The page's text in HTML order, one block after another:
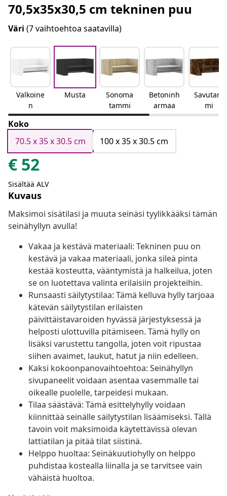
70,5x35x30,5 cm tekninen puu
Väri (7 vaihtoehtoa saatavilla)
Valkoine
n
Musta
Sonoma
tammi
Betoninh
armaa
Savutam
mi
Koko
70.5 x 35 x 30.5 cm
100 x 35 x 30.5 cm
€ 52
Sisältää ALV
Kuvaus
Maksimoi sisätilasi ja muuta seinäsi tyylikkääksi tämän
seinähyllyn avulla!
Vakaa ja kestävä materiaali: Tekninen puu on
kestävä ja vakaa materiaali, jonka sileä pinta
kestää kosteutta, vääntymistä ja halkeilua, joten
se on luotettava valinta erilaisiin projekteihin.
Runsaasti säilytystilaa: Tämä kelluva hylly tarjoaa
kätevän säilytystilan erilaisten
päivittäistavaroiden hyvässä järjestyksessä ja
helposti ulottuvilla pitämiseen. Tämä hylly on
lisäksi varustettu tangolla, joten voit ripustaa
siihen avaimet, laukut, hatut ja niin edelleen.
Kaksi kokoonpanovaihtoehtoa: Seinähyllyn
sivupaneelit voidaan asentaa vasemmalle tai
oikealle puolelle, tarpeidesi mukaan.
Tilaa säästävä: Tämä esittelyhylly voidaan
kiinnittää seinälle säilytystilan lisäämiseksi. Tällä
tavoin voit maksimoida käytettävissä olevan
lattiatilan ja pitää tilat siistinä.
Helppo huoltaa: Seinäkuutiohylly on helppo
puhdistaa kostealla liinalla ja se tarvitsee vain
vähäistä huoltoa.